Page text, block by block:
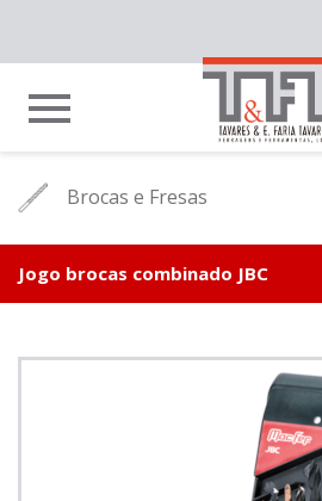
Brocas e Fresas
Jogo brocas combinado JBC